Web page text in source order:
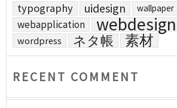
typography uidesign wallpaper
webapplication webdesign
wordpress ネタ帳 素材
RECENT COMMENT